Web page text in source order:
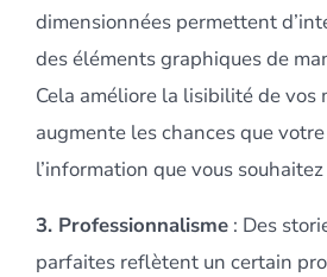
dimensionnées permettent
des éléments graphiques de
Cela améliore la lisibilité de vos
augmente les chances que
l’information que vous
3. Professionnalisme: Des
parfaites reflètent un certain